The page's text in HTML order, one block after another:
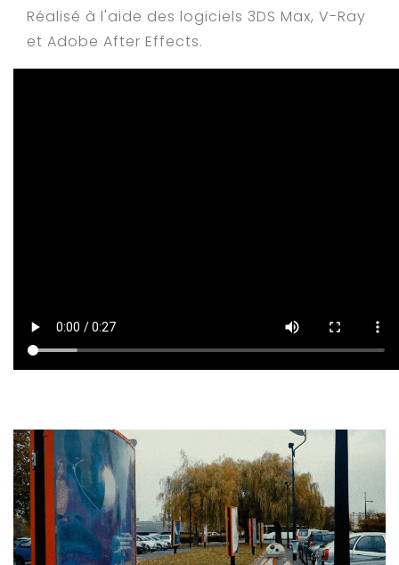
Réalisé à l'aide des logiciels 3DS Max, V-Ray
et Adobe After Effects.